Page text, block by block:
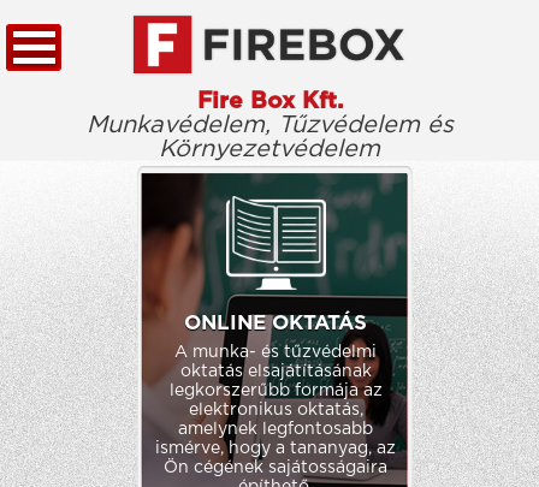
Fire Box Kft.
Munkavédelem, Tűzvédelem és
Környezetvédelem
KEZDŐLAP
TÖRVÉNYTÁR
CÉGÜNKRŐL
KIEMELT ÜGYFELEINK
ELÉRHETŐSÉG
ONLINE OKTATÁS
A munka- és tűzvédelmi
oktatás elsajátításának
legkorszerűbb formája az
elektronikus oktatás,
amelynek legfontosabb
ismérve, hogy a tananyag, az
Ön cégének sajátosságaira